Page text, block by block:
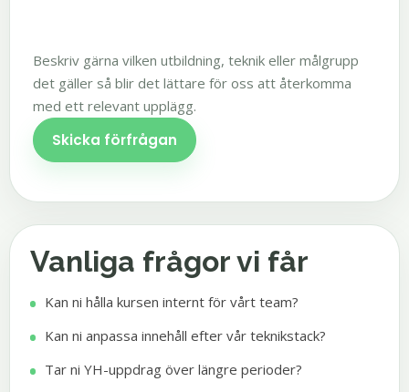
Beskriv gärna vilken utbildning, teknik eller målgrupp
det gäller så blir det lättare för oss att återkomma
med ett relevant upplägg.
Skicka förfrågan
Vanliga frågor vi får
Kan ni hålla kursen internt för vårt team?
Kan ni anpassa innehåll efter vår teknikstack?
Tar ni YH-uppdrag över längre perioder?